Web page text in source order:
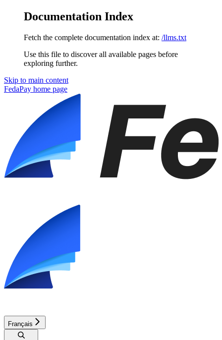
Documentation Index
Fetch the complete documentation index at: /llms.txt
Use this file to discover all available pages before
exploring further.
Skip to main content
FedaPay home page
Français